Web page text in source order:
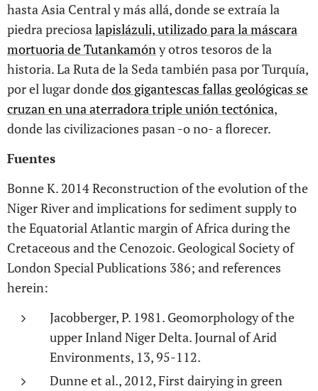
hasta Asia Central y más allá, donde se extraía la
piedra preciosalapislázuli, utilizado para la máscara
mortuoria de Tutankamóny otros tesoros de la
historia. La Ruta de la Seda también pasa por Turquía,
por el lugar dondedos gigantescas fallas geológicas se
cruzan en una aterradora triple unión tectónica,
donde las civilizaciones pasan -o no- a florecer.
Fuentes
Bonne K. 2014 Reconstruction of the evolution of the
Niger River and implications for sediment supply to
the Equatorial Atlantic margin of Africa during the
Cretaceous and the Cenozoic. Geological Society of
London Special Publications 386; and references
herein:
Jacobberger, P. 1981. Geomorphology of the
upper Inland Niger Delta. Journal of Arid
Environments, 13, 95-112.
Dunne et al., 2012, First dairying in green